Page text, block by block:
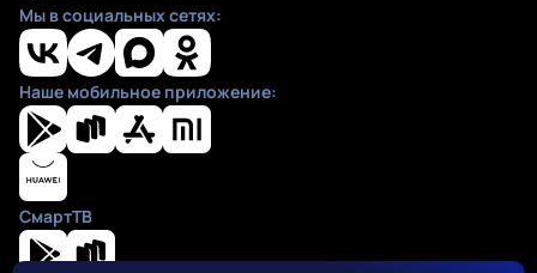
Мы в социальных сетях:
Наше мобильное приложение:
СмартТВ